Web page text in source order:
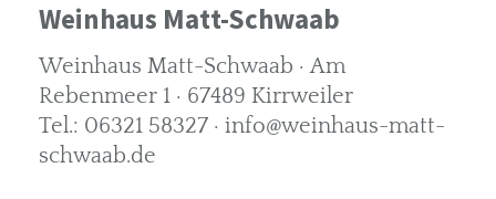
Weinhaus Matt-Schwaab
Weinhaus Matt-Schwaab · Am
Rebenmeer 1 · 67489 Kirrweiler
Tel.: 06321 58327 · info@weinhaus-matt-
schwaab.de